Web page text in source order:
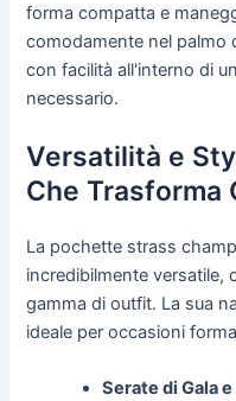
forma compatta e
comodamente nel palmo
con facilità all'interno di
necessario.
Versatilità e
Che Trasforma
La pochette strass
incredibilmente versatile,
gamma di outfit. La sua
ideale per occasioni
Serate di Gala